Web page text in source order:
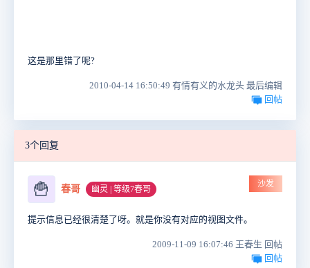
这是那里错了呢?
2010-04-14 16:50:49 有情有义的水龙头 最后编辑
回帖
3个回复
🍟 春哥 幽灵 | 等级7春哥
沙发
提示信息已经很清楚了呀。就是你没有对应的视图文件。
2009-11-09 16:07:46 王春生 回帖
回帖